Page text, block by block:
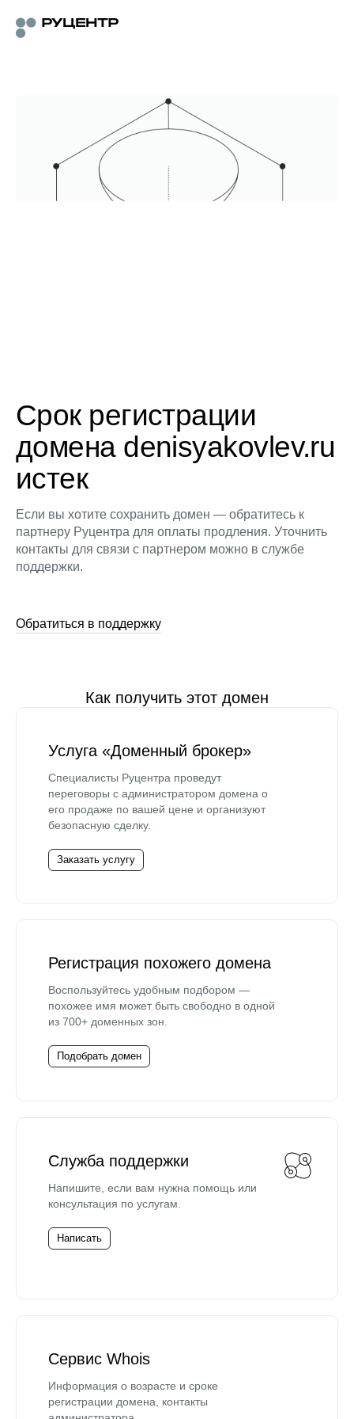
Срок регистрации
домена denisyakovlev.ru
истек
Если вы хотите сохранить домен — обратитесь к
партнеру Руцентра для оплаты продления. Уточнить
контакты для связи с партнером можно в службе
поддержки.
Обратиться в поддержку
Как получить этот домен
Услуга «Доменный брокер»
Специалисты Руцентра проведут
переговоры с администратором домена о
его продаже по вашей цене и организуют
безопасную сделку.
Заказать услугу
Регистрация похожего домена
Воспользуйтесь удобным подбором —
похожее имя может быть свободно в одной
из 700+ доменных зон.
Подобрать домен
Служба поддержки
Напишите, если вам нужна помощь или
консультация по услугам.
Написать
Сервис Whois
Информация о возрасте и сроке
регистрации домена, контакты